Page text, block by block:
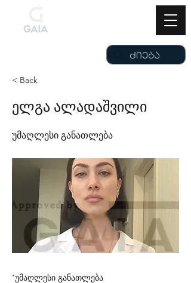
< Back
ელგა ალადაშვილი
უმაღლესი განათლება
*უმაღლესი განათლება